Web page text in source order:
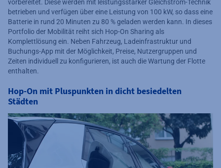
vorbereitet. Diese werden mit leistungsstarker Gleichstrom-Technik
betrieben und verfügen über eine Leistung von 100 kW, so dass eine
Batterie in rund 20 Minuten zu 80 % geladen werden kann. In dieses
Portfolio der Mobilität reiht sich Hop-On Sharing als
Komplettlösung ein. Neben Fahrzeug, Ladeinfrastruktur und
Buchungs-App mit der Möglichkeit, Preise, Nutzergruppen und
Zeiten individuell zu konfigurieren, ist auch die Wartung der Flotte
enthalten.
Hop-On mit Pluspunkten in dicht besiedelten
Städten